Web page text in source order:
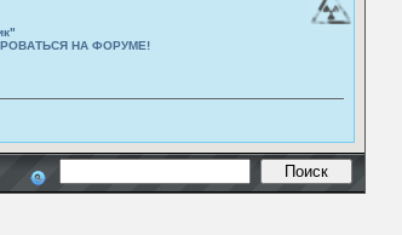
НА ФОРУМЕ!